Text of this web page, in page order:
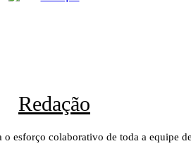
Redação
o esforço colaborativo de toda a equipe